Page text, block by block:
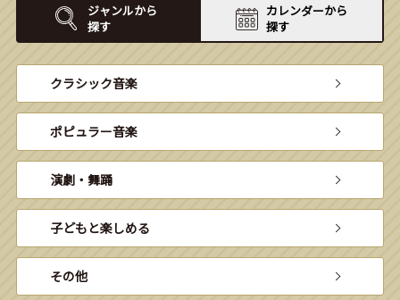
ジャンルから
探す
カレンダーから
探す
クラシック音楽
ポピュラー音楽
演劇・舞踊
子どもと楽しめる
その他